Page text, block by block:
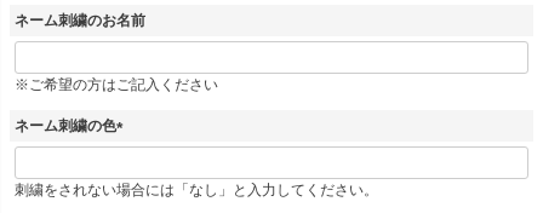
ネーム刺繍のお名前
※ご希望の方はご記入ください
ネーム刺繍の色
(
必
須
刺繍をされない場合には「なし」と入力してください。